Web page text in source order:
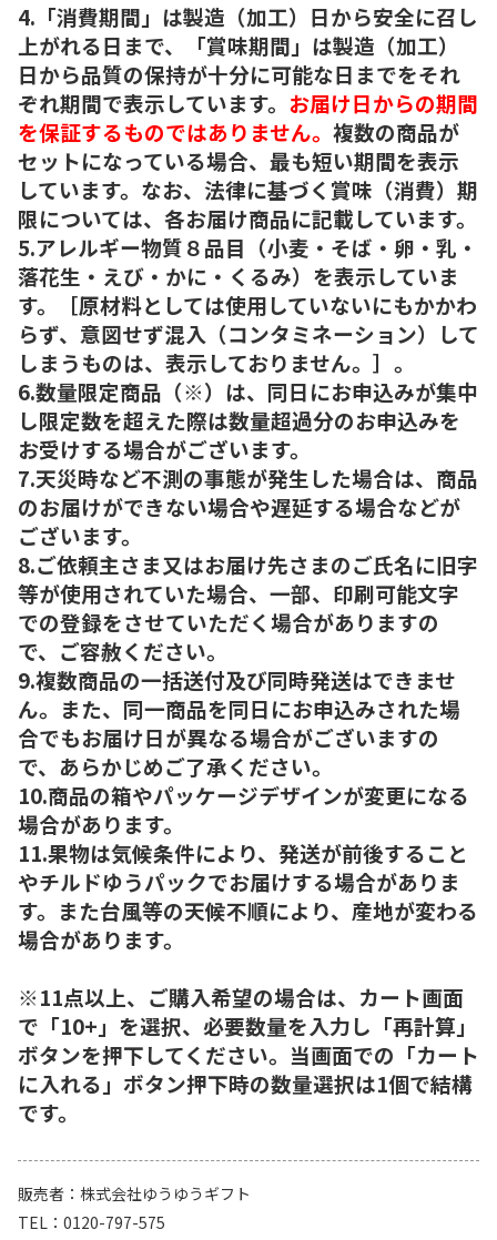
4.「消費期間」は製造（加工）日から安全に召し
上がれる日まで、「賞味期間」は製造（加工）
日から品質の保持が十分に可能な日までをそれ
ぞれ期間で表示しています。 お届け日からの期間
を保証するものではありません。 複数の商品が
セットになっている場合、最も短い期間を表示
しています。なお、法律に基づく賞味（消費）期
限については、各お届け商品に記載しています。
5.アレルギー物質８品目（小麦・そば・卵・乳・
落花生・えび・かに・くるみ）を表示していま
す。［原材料としては使用していないにもかかわ
らず、意図せず混入（コンタミネーション）して
しまうものは、表示しておりません。］。
6.数量限定商品（※）は、同日にお申込みが集中
し限定数を超えた際は数量超過分のお申込みを
お受けする場合がございます。
7.天災時など不測の事態が発生した場合は、商品
のお届けができない場合や遅延する場合などが
ございます。
8.ご依頼主さま又はお届け先さまのご氏名に旧字
等が使用されていた場合、一部、印刷可能文字
での登録をさせていただく場合がありますの
で、ご容赦ください。
9.複数商品の一括送付及び同時発送はできませ
ん。また、同一商品を同日にお申込みされた場
合でもお届け日が異なる場合がございますの
で、あらかじめご了承ください。
10.商品の箱やパッケージデザインが変更になる
場合があります。
11.果物は気候条件により、発送が前後すること
やチルドゆうパックでお届けする場合がありま
す。また台風等の天候不順により、産地が変わる
場合があります。
※11点以上、ご購入希望の場合は、カート画面
で「10+」を選択、必要数量を入力し「再計算」
ボタンを押下してください。当画面での「カート
に入れる」ボタン押下時の数量選択は1個で結構
です。
販売者
株式会社ゆうゆうギフト
TEL
0120-797-575